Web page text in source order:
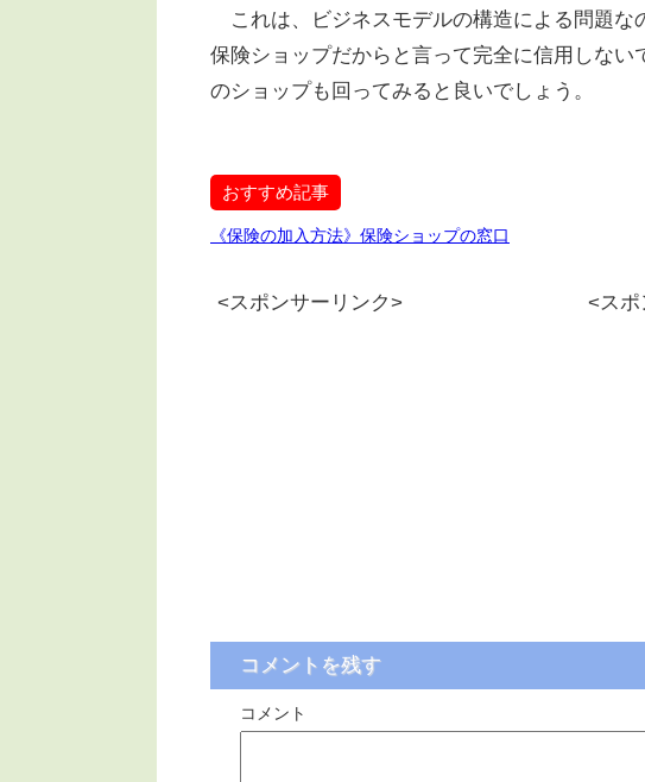
これは、ビジネスモデルの構造による問題な
保険ショップだからと言って完全に信用しな
のショップも回ってみると良いでしょう。
おすすめ記事
《保険の加入方法》保険ショップの窓口
<スポンサーリンク> <スポ
コメントを残す
コメント